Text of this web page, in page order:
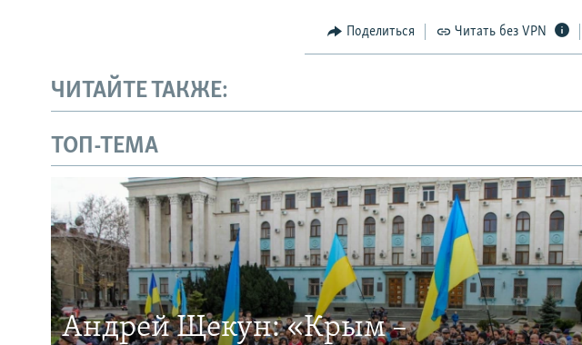
Поделиться Читать без VPN
ЧИТАЙТЕ ТАКЖЕ:
ТОП-ТЕМА
Андрей Щекун: «Крым –